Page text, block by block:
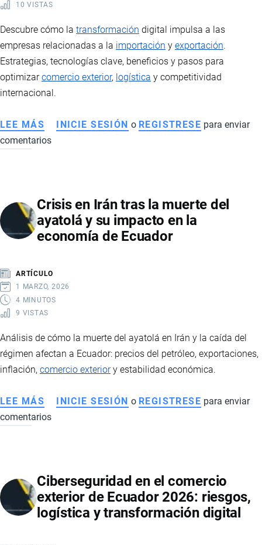
PARA
10 VISTAS
Descubre cómo la transformación digital impulsa a las
empresas relacionadas a la importación y exportación.
Estrategias, tecnologías clave, beneficios y pasos para
optimizarcomercio exterior, logística y competitividad
internacional.
LEE MÁS SOBRE
TRANSFORMACIÓN
ESTRATEGIA,
TECNOLOGÍA
Y
INICIE SESIÓN o REGISTRESE para enviar
comentarios
Crisis en Irán tras la muerte del
ayatolá y su impacto en la
economía de Ecuador
ARTÍCULO
1 MARZO, 2026
4 MINUTOS
9 VISTAS
Análisis de cómo la muerte del ayatolá en Irán y la caída del
régimen afectan a Ecuador: precios del petróleo, exportaciones,
inflación, comercio exteriory estabilidad económica.
LEE MÁS SOBRE
CRISIS
LA
MUERTE
DEL
INICIE SESIÓN o REGISTRESE para enviar
comentarios
Ciberseguridad en el comercio
exterior de Ecuador 2026: riesgos,
logística y transformación digital